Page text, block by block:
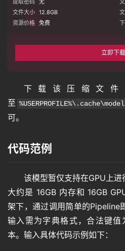
提取密码 无
文件大小 12.8GB
资源价格 免费
立即下载
下载该压缩文
至
可。
代码范例
该模型暂仅支持在GPU上
大约是 16GB 内存和 16GB
架下，通过调用简单的Pipeline
输入需为字典格式，合法键值
本。输入具体代码示例如下：